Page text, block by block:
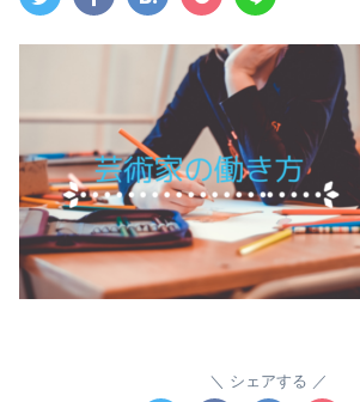
シェアする